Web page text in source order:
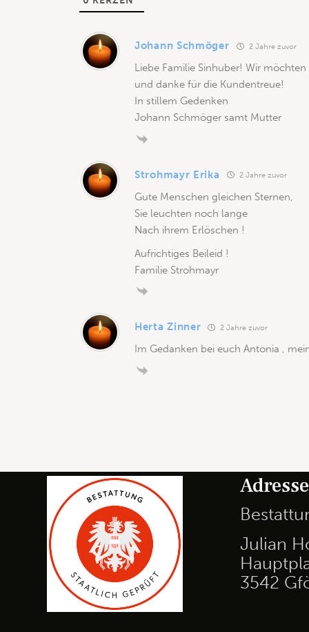
Johann Schmöger 2 Jahre zuvor
Liebe Familie Sinhuber! Wir
und danke für die Kundentreue!
In stillem Gedenken
Johann Schmöger samt Mutter
Strohmayr Erika 2 Jahre zuvor
Gute Menschen gleichen Sternen,
Sie leuchten noch lange
Nach ihrem Erlöschen !
Aufrichtiges Beileid !
Familie Strohmayr
Herta Zinner 2 Jahre zuvor
Im Gedanken bei euch Antonia ,
Adresse
Julian
3542